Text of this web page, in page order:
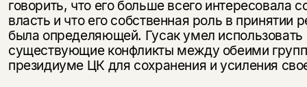
говорить, что его больше всего интересовала
власть и что его собственная роль в принятии
была определяющей. Гусак умел использовать
существующие конфликты между обеими
президиуме ЦК для сохранения и усиления